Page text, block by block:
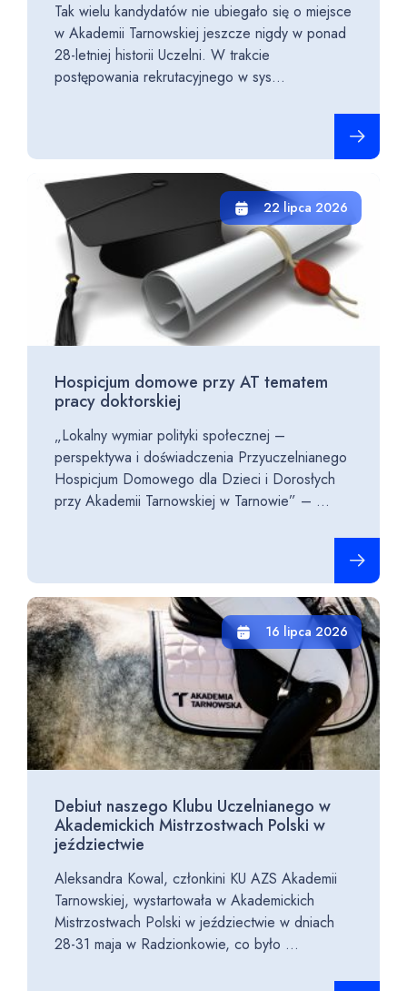
Tak wielu kandydatów nie ubiegało się o miejsce
w Akademii Tarnowskiej jeszcze nigdy w ponad
28-letniej historii Uczelni. W trakcie
postępowania rekrutacyjnego w sys...
22 lipca 2026
Hospicjum domowe przy AT tematem
pracy doktorskiej
„Lokalny wymiar polityki społecznej –
perspektywa i doświadczenia Przyuczelnianego
Hospicjum Domowego dla Dzieci i Dorosłych
przy Akademii Tarnowskiej w Tarnowie” – ...
16 lipca 2026
Debiut naszego Klubu Uczelnianego w
Akademickich Mistrzostwach Polski w
jeździectwie
Aleksandra Kowal, członkini KU AZS Akademii
Tarnowskiej, wystartowała w Akademickich
Mistrzostwach Polski w jeździectwie w dniach
28-31 maja w Radzionkowie, co było ...